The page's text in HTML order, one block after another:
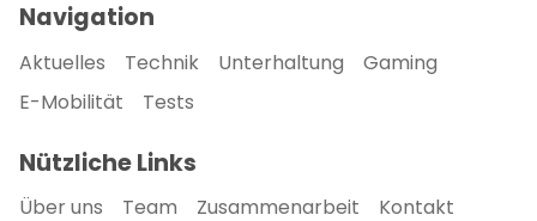
Navigation
Aktuelles Technik Unterhaltung
Gaming
E-Mobilität
Tests
Nützliche Links
Über uns Team Zusammenarbeit Kontakt